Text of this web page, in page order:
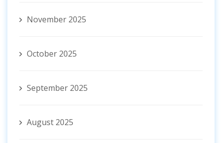
November 2025
October 2025
September 2025
August 2025